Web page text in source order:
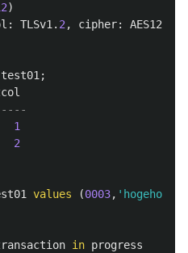
)
: TLSv1. 2, cipher: AES128
test01;
1
2
values (0003,
in progress